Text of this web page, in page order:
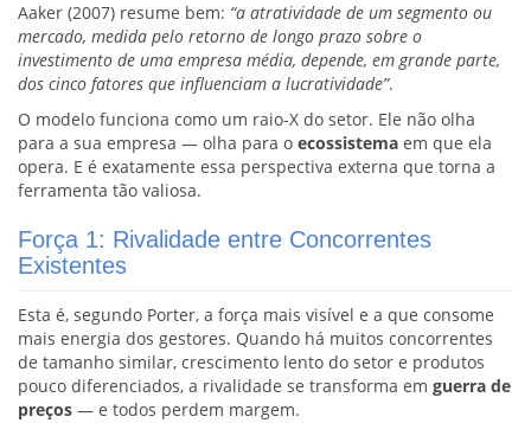
Aaker (2007) resume bem: “a atratividade de um segmento ou
mercado, medida pelo retorno de longo prazo sobre o
investimento de uma empresa média, depende, em grande parte,
dos cinco fatores que influenciam a lucratividade”.
O modelo funciona como um raio-X do setor. Ele não olha
para a sua empresa — olha para o ecossistema em que ela
opera. E é exatamente essa perspectiva externa que torna a
ferramenta tão valiosa.
Força 1: Rivalidade entre Concorrentes
Existentes
Esta é, segundo Porter, a força mais visível e a que consome
mais energia dos gestores. Quando há muitos concorrentes
de tamanho similar, crescimento lento do setor e produtos
pouco diferenciados, a rivalidade se transforma em guerra de
preços — e todos perdem margem.